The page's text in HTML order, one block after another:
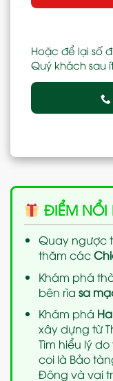
Hoặc để lại số
Quý khách sau
ĐIỂM NỔI
Quay ngược
thăm các
Khám phá
bên rìa sa
Khám phá
xây dựng từ
Tìm hiểu lý
coi là Bảo
Đông và vai